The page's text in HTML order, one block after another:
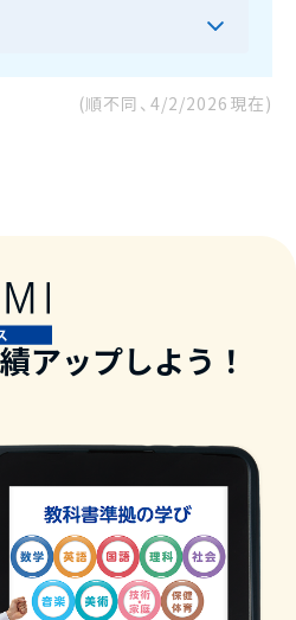
(順不同、 4/2/2026 現在)
アップしよう！